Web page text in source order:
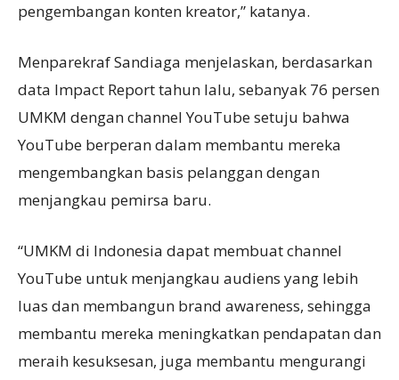
pengembangan konten kreator,” katanya.
Menparekraf Sandiaga menjelaskan, berdasarkan
data Impact Report tahun lalu, sebanyak 76 persen
UMKM dengan channel YouTube setuju bahwa
YouTube berperan dalam membantu mereka
mengembangkan basis pelanggan dengan
menjangkau pemirsa baru.
“UMKM di Indonesia dapat membuat channel
YouTube untuk menjangkau audiens yang lebih
luas dan membangun brand awareness, sehingga
membantu mereka meningkatkan pendapatan dan
meraih kesuksesan, juga membantu mengurangi